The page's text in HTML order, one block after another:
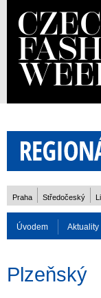
Praha Středočeský
Úvodem Aktuality
Plzeňský